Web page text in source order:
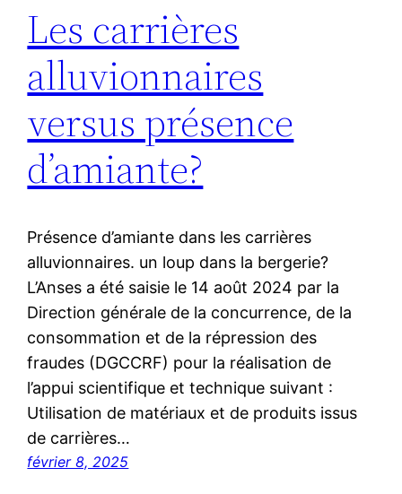
Les carrières
alluvionnaires
versus présence
d’amiante?
Présence d’amiante dans les carrières
alluvionnaires. un loup dans la bergerie?
L’Anses a été saisie le 14 août 2024 par la
Direction générale de la concurrence, de la
consommation et de la répression des
fraudes (DGCCRF) pour la réalisation de
l’appui scientifique et technique suivant :
Utilisation de matériaux et de produits issus
de carrières…
février 8, 2025